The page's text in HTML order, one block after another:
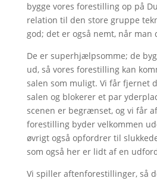
bygge vores forestilling op på
relation til den store gruppe
god; det er også nemt, når man
De er superhjælpsomme; de
ud, så vores forestilling kan
salen som muligt. Vi får fjernet
salen og blokerer et par
scenen er begrænset, og vi får
forestilling byder velkommen
øvrigt også opfordrer til
som også her er lidt af en
Vi spiller aftenforestillinger, så